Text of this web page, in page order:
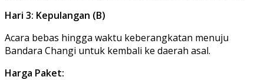
Hari 3: Kepulangan (B)
Acara bebas hingga waktu keberangkatan menuju
Bandara Changi untuk kembali ke daerah asal.
Harga Paket: